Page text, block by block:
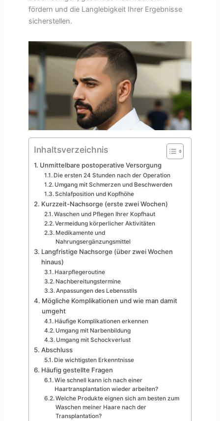
fördern und die Langlebigkeit Ihrer Ergebnisse
sicherstellen.
Inhaltsverzeichnis
Unmittelbare postoperative Versorgung
Die ersten 24 Stunden nach der Operation
Umgang mit Schmerzen und Beschwerden
Schlafposition und Kopfhöhe
Kurzzeit-Nachsorge (erste zwei Wochen)
Waschen und Pflegen Ihrer Kopfhaut
Vermeidung körperlicher Aktivitäten
Medikamente und
Nahrungsergänzungsmittel
Langfristige Nachsorge (über zwei Wochen
hinaus)
Haarpflegeroutine
Nachbereitungstermine
Anpassungen des Lebensstils
Mögliche Komplikationen und wie man damit
umgeht
Häufige Komplikationen erkennen
Umgang mit Narbenbildung
Umgang mit Schockverlust
Abschluss
Die wichtigsten Erkenntnisse
Häufig gestellte Fragen
Wie schnell kann ich nach einer
Haartransplantation wieder arbeiten?
Welche Produkte eignen sich am besten zum
Waschen meiner Haare nach der
Transplantation?